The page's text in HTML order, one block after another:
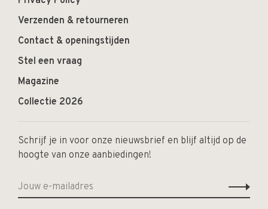
Verzenden & retourneren
Contact & openingstijden
Stel een vraag
Magazine
Collectie 2026
Schrijf je in voor onze nieuwsbrief en blijf altijd op de
hoogte van onze aanbiedingen!